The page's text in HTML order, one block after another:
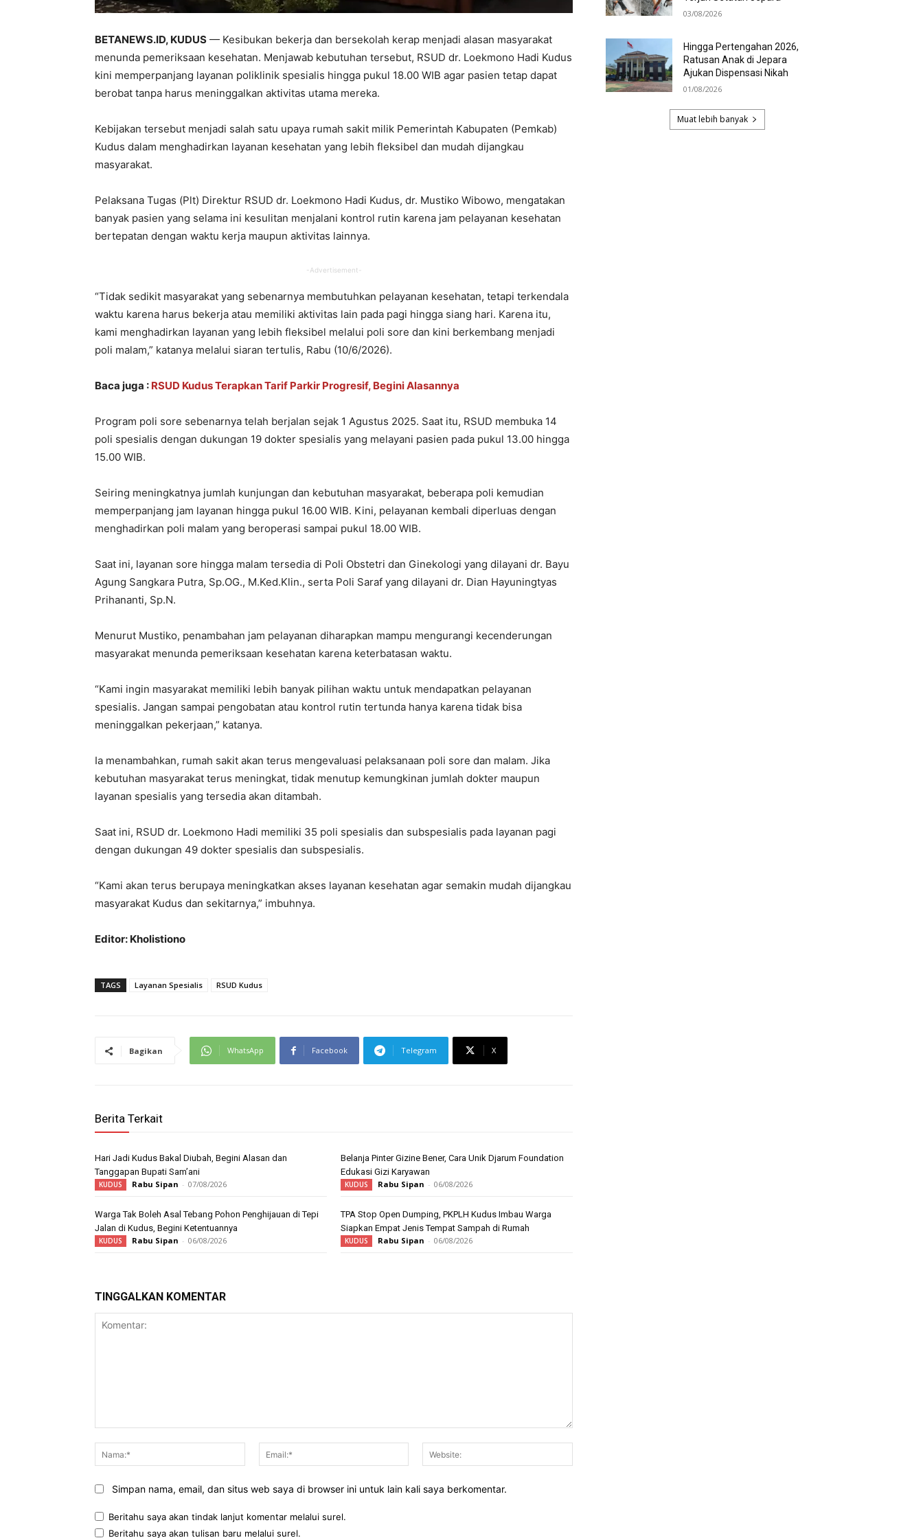
BETANEWS.ID, KUDUS — Kesibukan bekerja dan bersekolah kerap menjadi alasan masyarakat
menunda pemeriksaan kesehatan. Menjawab kebutuhan tersebut, RSUD dr. Loekmono Hadi Kudus
kini memperpanjang layanan poliklinik spesialis hingga pukul 18.00 WIB agar pasien tetap dapat
berobat tanpa harus meninggalkan aktivitas utama mereka.
Kebijakan tersebut menjadi salah satu upaya rumah sakit milik Pemerintah Kabupaten (Pemkab)
Kudus dalam menghadirkan layanan kesehatan yang lebih fleksibel dan mudah dijangkau
masyarakat.
Pelaksana Tugas (Plt) Direktur RSUD dr. Loekmono Hadi Kudus, dr. Mustiko Wibowo, mengatakan
banyak pasien yang selama ini kesulitan menjalani kontrol rutin karena jam pelayanan kesehatan
bertepatan dengan waktu kerja maupun aktivitas lainnya.
-Advertisement-
“Tidak sedikit masyarakat yang sebenarnya membutuhkan pelayanan kesehatan, tetapi terkendala
waktu karena harus bekerja atau memiliki aktivitas lain pada pagi hingga siang hari. Karena itu,
kami menghadirkan layanan yang lebih fleksibel melalui poli sore dan kini berkembang menjadi
poli malam,” katanya melalui siaran tertulis, Rabu (10/6/2026).
Baca juga : RSUD Kudus Terapkan Tarif Parkir Progresif, Begini Alasannya
Program poli sore sebenarnya telah berjalan sejak 1 Agustus 2025. Saat itu, RSUD membuka 14
poli spesialis dengan dukungan 19 dokter spesialis yang melayani pasien pada pukul 13.00 hingga
15.00 WIB.
Seiring meningkatnya jumlah kunjungan dan kebutuhan masyarakat, beberapa poli kemudian
memperpanjang jam layanan hingga pukul 16.00 WIB. Kini, pelayanan kembali diperluas dengan
menghadirkan poli malam yang beroperasi sampai pukul 18.00 WIB.
Saat ini, layanan sore hingga malam tersedia di Poli Obstetri dan Ginekologi yang dilayani dr. Bayu
Agung Sangkara Putra, Sp.OG., M.Ked.Klin., serta Poli Saraf yang dilayani dr. Dian Hayuningtyas
Prihananti, Sp.N.
Menurut Mustiko, penambahan jam pelayanan diharapkan mampu mengurangi kecenderungan
masyarakat menunda pemeriksaan kesehatan karena keterbatasan waktu.
“Kami ingin masyarakat memiliki lebih banyak pilihan waktu untuk mendapatkan pelayanan
spesialis. Jangan sampai pengobatan atau kontrol rutin tertunda hanya karena tidak bisa
meninggalkan pekerjaan,” katanya.
Ia menambahkan, rumah sakit akan terus mengevaluasi pelaksanaan poli sore dan malam. Jika
kebutuhan masyarakat terus meningkat, tidak menutup kemungkinan jumlah dokter maupun
layanan spesialis yang tersedia akan ditambah.
Saat ini, RSUD dr. Loekmono Hadi memiliki 35 poli spesialis dan subspesialis pada layanan pagi
dengan dukungan 49 dokter spesialis dan subspesialis.
“Kami akan terus berupaya meningkatkan akses layanan kesehatan agar semakin mudah dijangkau
masyarakat Kudus dan sekitarnya,” imbuhnya.
Editor: Kholistiono
TAGS Layanan Spesialis RSUD Kudus
Bagikan WhatsApp Facebook Telegram X
Berita Terkait
Hari Jadi Kudus Bakal Diubah, Begini Alasan dan
Tanggapan Bupati Sam’ani
KUDUS Rabu Sipan - 07/08/2026
Belanja Pinter Gizine Bener, Cara Unik Djarum Foundation
Edukasi Gizi Karyawan
KUDUS Rabu Sipan - 06/08/2026
Warga Tak Boleh Asal Tebang Pohon Penghijauan di Tepi
Jalan di Kudus, Begini Ketentuannya
KUDUS Rabu Sipan - 06/08/2026
TPA Stop Open Dumping, PKPLH Kudus Imbau Warga
Siapkan Empat Jenis Tempat Sampah di Rumah
KUDUS Rabu Sipan - 06/08/2026
TINGGALKAN KOMENTAR
Nama:*
Email:*
Simpan nama, email, dan situs web saya di browser ini untuk lain kali saya berkomentar.
Beritahu saya akan tindak lanjut komentar melalui surel.
Beritahu saya akan tulisan baru melalui surel.
03/08/2026
Hingga Pertengahan 2026,
Ratusan Anak di Jepara
Ajukan Dispensasi Nikah
01/08/2026
Muat lebih banyak